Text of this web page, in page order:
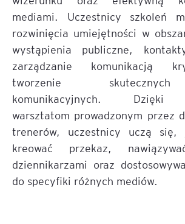
mediami. Uczestnicy szkoleń
rozwinięcia umiejętności w
wystąpienia publiczne,
zarządzanie komunikacją
tworzenie
komunikacyjnych. Dzięki
warsztatom prowadzonym przez
trenerów, uczestnicy uczą się,
kreować przekaz,
dziennikarzami oraz
do specyfiki różnych mediów.